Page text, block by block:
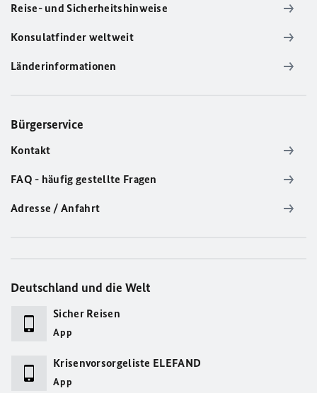
Reise- und Sicherheitshinweise
Konsulatfinder weltweit
Länderinformationen
Bürgerservice
Kontakt
FAQ - häufig gestellte Fragen
Adresse / Anfahrt
Deutschland und die Welt
Sicher Reisen
App
Krisenvorsorgeliste ELEFAND
App